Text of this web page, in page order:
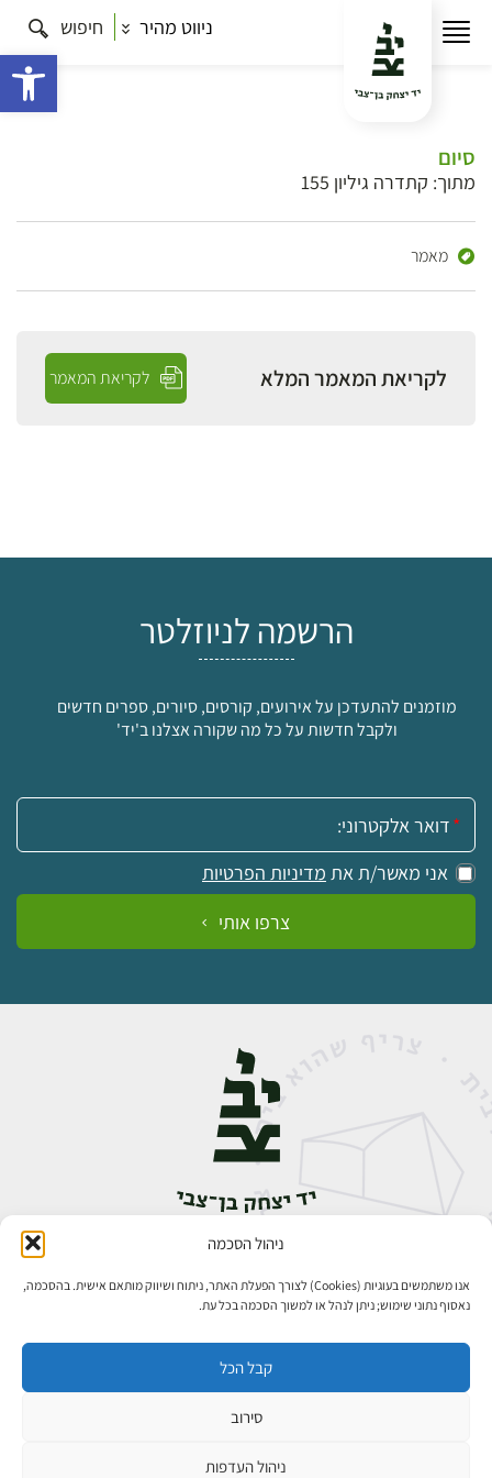
ניהול הסכמה
אנו משתמשים בעוגיות (Cookies) לצורך הפעלת האתר, ניתוח ושיווק מותאם אישית. בהסכמה,
נאסוף נתוני שימוש; ניתן לנהל או למשוך הסכמה בכל עת.
קבל הכל
סירוב
ניהול העדפות
ניווט מהיר חיפוש
סיום
מתוך: קתדרה גיליון 155
מאמר
לקריאת המאמר המלא לקריאת המאמר
הרשמה לניוזלטר
מוזמנים להתעדכן על אירועים, קורסים, סיורים, ספרים חדשים
ולקבל חדשות על כל מה שקורה אצלנו ב'יד'
אימייל:
אני מאשר/ת את מדיניות הפרטיות
צרפו אותי
אבן גבירול 14, רחביה, ירושלים
פיתוח אתרים